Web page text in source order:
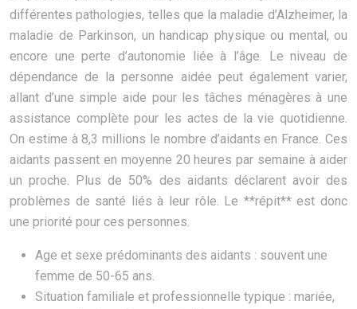
différentes pathologies, telles que la maladie d’Alzheimer, la
maladie de Parkinson, un handicap physique ou mental, ou
encore une perte d’autonomie liée à l’âge. Le niveau de
dépendance de la personne aidée peut également varier,
allant d’une simple aide pour les tâches ménagères à une
assistance complète pour les actes de la vie quotidienne.
On estime à 8,3 millions le nombre d’aidants en France. Ces
aidants passent en moyenne 20 heures par semaine à aider
un proche. Plus de 50% des aidants déclarent avoir des
problèmes de santé liés à leur rôle. Le **répit** est donc
une priorité pour ces personnes.
Age et sexe prédominants des aidants : souvent une
femme de 50-65 ans.
Situation familiale et professionnelle typique : mariée,